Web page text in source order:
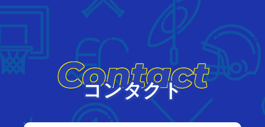
Contact
コンタクト